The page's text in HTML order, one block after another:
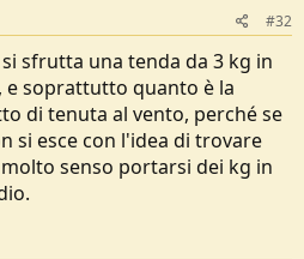
#32
sfrutta una tenda da 3 kg in
soprattutto quanto è la
di tenuta al vento, perché se
si esce con l'idea di trovare
senso portarsi dei kg in